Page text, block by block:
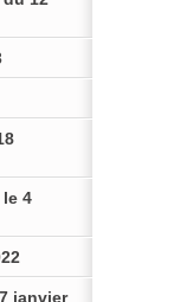
4
janvier